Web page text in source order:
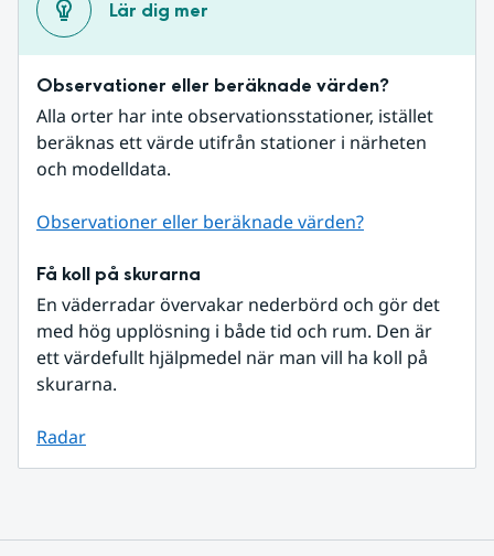
Lär dig mer
Observationer eller beräknade värden?
Alla orter har inte observationsstationer, istället
beräknas ett värde utifrån stationer i närheten
och modelldata.
Observationer eller beräknade värden?
Få koll på skurarna
En väderradar övervakar nederbörd och gör det
med hög upplösning i både tid och rum. Den är
ett värdefullt hjälpmedel när man vill ha koll på
skurarna.
Radar